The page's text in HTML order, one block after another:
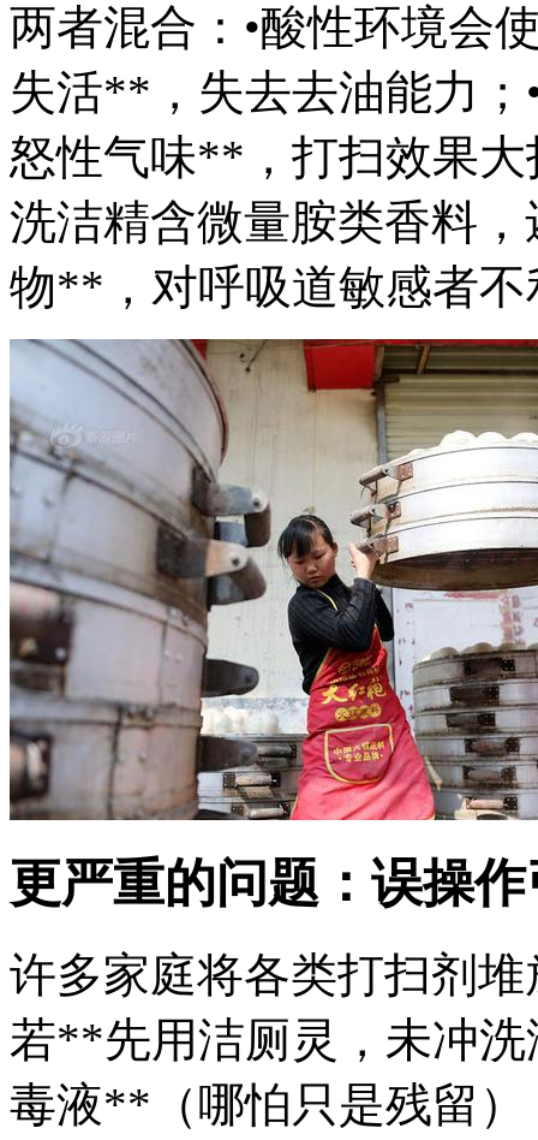
两者混合：•酸性环境会
失活**，失去去油能力
怒性气味**，打扫效果大
洗洁精含微量胺类香料
物**，对呼吸道敏感者不
更严重的问题：误操
许多家庭将各类打扫剂
若**先用洁厕灵，未冲
毒液**（哪怕只是残留